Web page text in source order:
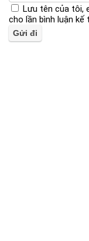
Lưu tên của tôi,
cho lần bình luận kế